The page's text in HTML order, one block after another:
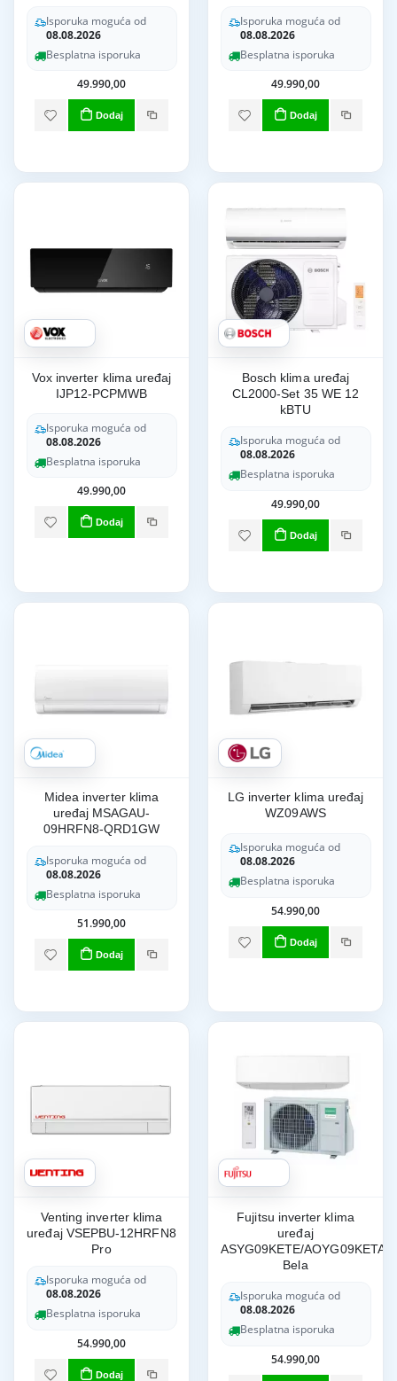
Isporuka moguća od
08.08.2026
Besplatna isporuka
49.990,00
Dodaj
Isporuka moguća od
08.08.2026
Besplatna isporuka
49.990,00
Dodaj
Vox inverter klima uređaj
IJP12-PCPMWB
Isporuka moguća od
08.08.2026
Besplatna isporuka
49.990,00
Dodaj
Bosch klima uređaj
CL2000-Set 35 WE 12
kBTU
Isporuka moguća od
08.08.2026
Besplatna isporuka
49.990,00
Dodaj
Midea inverter klima
uređaj MSAGAU-
09HRFN8-QRD1GW
Isporuka moguća od
08.08.2026
Besplatna isporuka
51.990,00
Dodaj
LG inverter klima uređaj
WZ09AWS
Isporuka moguća od
08.08.2026
Besplatna isporuka
54.990,00
Dodaj
Venting inverter klima
uređaj VSEPBU-12HRFN8
Pro
Isporuka moguća od
08.08.2026
Besplatna isporuka
54.990,00
Dodaj
Fujitsu inverter klima
uređaj
ASYG09KETE/AOYG09KETA
Bela
Isporuka moguća od
08.08.2026
Besplatna isporuka
54.990,00